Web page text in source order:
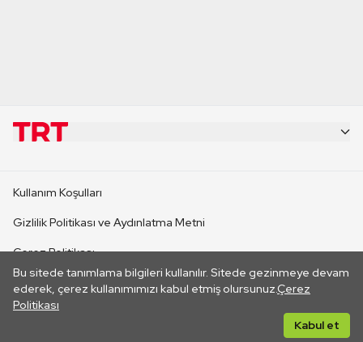
Bu sitede tanımlama bilgileri kullanılır. Sitede gezinmeye devam
ederek, çerez kullanımımızı kabul etmiş olursunuz.Çerez
Politikası
Kabul et
CANLI YAYINLAR
Kullanım Koşulları
Gizlilik Politikası ve Aydınlatma Metni
Çerez Politikası
İletişim
Her hakkı saklıdır. ©2026 TRT. Bağlantı yoluyla gidilen dış